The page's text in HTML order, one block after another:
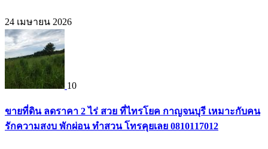
24 เมษายน 2026
10
ขายที่ดิน ลดราคา 2 ไร่ สวย ที่ไทรโยค กาญจนบุรี เหมาะกับคน
รักความสงบ พักผ่อน ทำสวน โทรคุยเลย 0810117012